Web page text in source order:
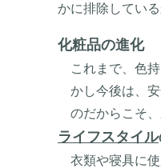
かに排除してい
化粧品の進化
これまで、色
かし今後は、
のだからこそ
ライフスタイル
衣類や寝具に